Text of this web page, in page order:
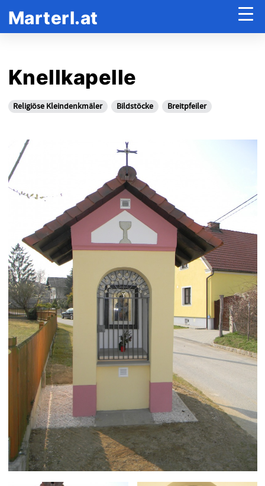
Marterl.at
Knellkapelle
Religiöse Kleindenkmäler Bildstöcke Breitpfeiler